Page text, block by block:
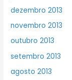
dezembro 2013
novembro 2013
outubro 2013
setembro 2013
agosto 2013